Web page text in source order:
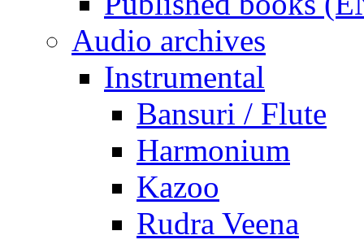
Audio archives
Instrumental
Bansuri / Flute
Harmonium
Kazoo
Rudra Veena